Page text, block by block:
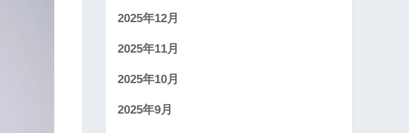
2025年12月
2025年11月
2025年10月
2025年9月